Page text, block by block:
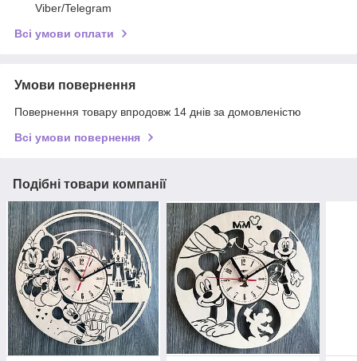
Viber/Telegram
Всі умови оплати
Умови повернення
Повернення товару впродовж 14 днів за домовленістю
Всі умови повернення
Подібні товари компанії